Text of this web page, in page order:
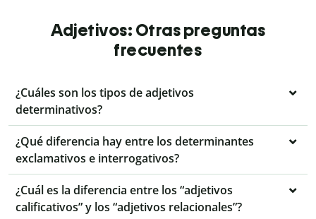
Adjetivos: Otras preguntas
frecuentes
¿Cuáles son los tipos de adjetivos
determinativos?
¿Qué diferencia hay entre los determinantes
exclamativos e interrogativos?
¿Cuál es la diferencia entre los “adjetivos
calificativos” y los “adjetivos relacionales”?